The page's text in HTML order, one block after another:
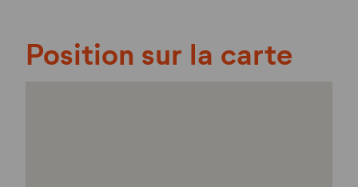
Position sur la carte